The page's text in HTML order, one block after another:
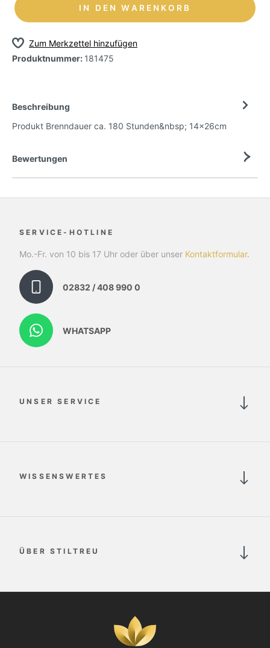
IN DEN WARENKORB
Zum Merkzettel hinzufügen
Produktnummer: 181475
Beschreibung
Produkt Brenndauer ca. 180 Stunden&nbsp; 14x26cm
Bewertungen
SERVICE-HOTLINE
Mo.-Fr. von 10 bis 17 Uhr oder über unser Kontaktformular.
02832 / 408 990 0
WHATSAPP
UNSER SERVICE
WISSENSWERTES
ÜBER STILTREU